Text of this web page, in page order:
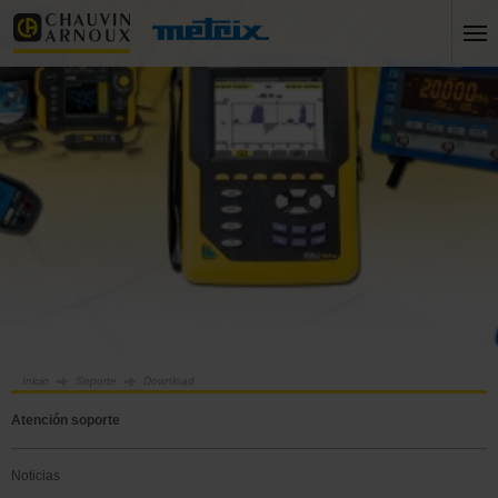
Inicio Soporte Download
Atención soporte
Noticias